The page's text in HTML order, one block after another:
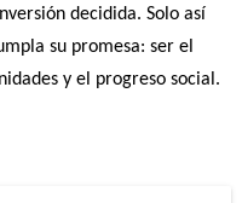
decidida. Solo así
su promesa: ser el
y el progreso social.